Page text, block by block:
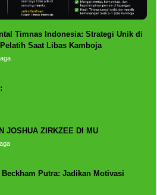
Timnas Indonesia: Strategi Unik di
Saat Libas Kamboja
JOSHUA ZIRKZEE DI MU
Putra: Jadikan Motivasi